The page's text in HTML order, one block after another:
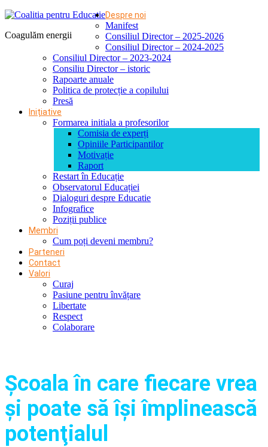
Coagulăm energii
Despre noi
Manifest
Consiliul Director – 2025-2026
Consiliul Director – 2024-2025
Consiliul Director – 2023-2024
Consiliu Director – istoric
Rapoarte anuale
Politica de protecție a copilului
Presă
Inițiative
Formarea initiala a profesorilor
Comisia de experți
Opiniile Participantilor
Motivație
Raport
Restart în Educație
Observatorul Educației
Dialoguri despre Educatie
Infografice
Poziții publice
Membri
Cum poți deveni membru?
Parteneri
Contact
Valori
Curaj
Pasiune pentru învățare
Libertate
Respect
Colaborare
Şcoala în care fiecare vrea
și poate să își împlinească
potenţialul